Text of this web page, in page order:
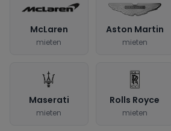
McLaren
mieten
Aston Martin
mieten
Maserati
mieten
Rolls Royce
mieten